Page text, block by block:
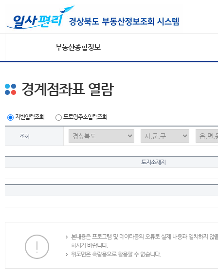
부동산종합정보
경계점좌표 열람
지번입력조회 도로명주소입력조회
조회
토지소재지
본내용은 프로그램 및 데이타등의 오류로 실제 내용과 일치하지
하시기 바랍니다.
위도면은 측량용으로 활용할 수 없습니다.